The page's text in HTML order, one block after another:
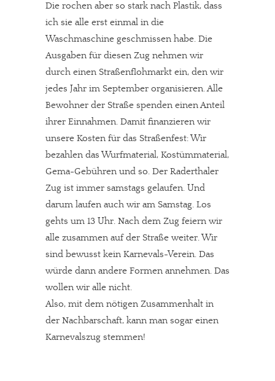
Die rochen aber so stark nach Plastik, dass
ich sie alle erst einmal in die
Waschmaschine geschmissen habe. Die
Ausgaben für diesen Zug nehmen wir
durch einen Straßenflohmarkt ein, den wir
jedes Jahr im September organisieren. Alle
Bewohner der Straße spenden einen Anteil
ihrer Einnahmen. Damit finanzieren wir
unsere Kosten für das Straßenfest: Wir
bezahlen das Wurfmaterial, Kostümmaterial,
Gema-Gebühren und so. Der Raderthaler
Zug ist immer samstags gelaufen. Und
darum laufen auch wir am Samstag. Los
gehts um 13 Uhr. Nach dem Zug feiern wir
alle zusammen auf der Straße weiter. Wir
sind bewusst kein Karnevals-Verein. Das
würde dann andere Formen annehmen. Das
wollen wir alle nicht.
Also, mit dem nötigen Zusammenhalt in
der Nachbarschaft, kann man sogar einen
Karnevalszug stemmen!